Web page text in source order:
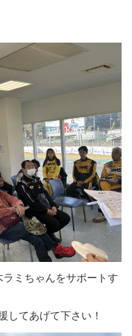
ミちゃんをサポートす
てあげて下さい！